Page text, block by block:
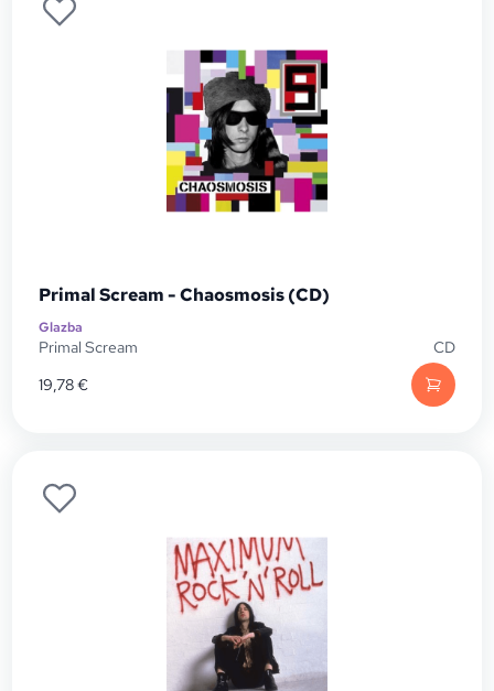
Primal Scream - Chaosmosis (CD)
Glazba
Primal Scream
CD
19,78€